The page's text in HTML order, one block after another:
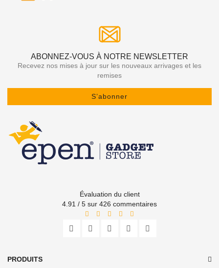
ABONNEZ-VOUS À NOTRE NEWSLETTER
Recevez nos mises à jour sur les nouveaux arrivages et les
remises
S’abonner
Évaluation du client
4.91 / 5 sur 426 commentaires
PRODUITS